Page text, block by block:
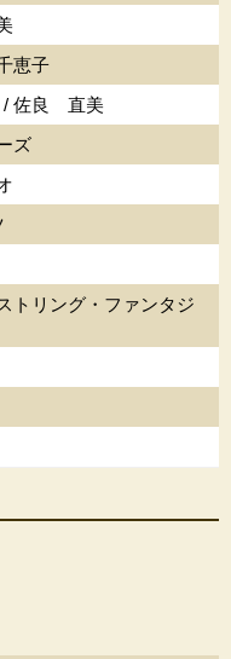
恵子
/ 佐良 直美
ズ
トリング・ファンタジ